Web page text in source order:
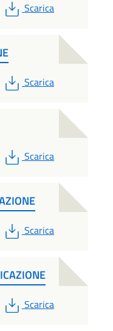
PDF
Scarica
PDF
Scarica
PDF
Scarica
PDF
Scarica
PDF
Scarica